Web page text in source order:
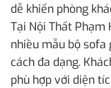
dễ khiến phòng
Tại Nội Thất Phạm
nhiều mẫu bộ sofa
cách đa dạng.
phù hợp với diện